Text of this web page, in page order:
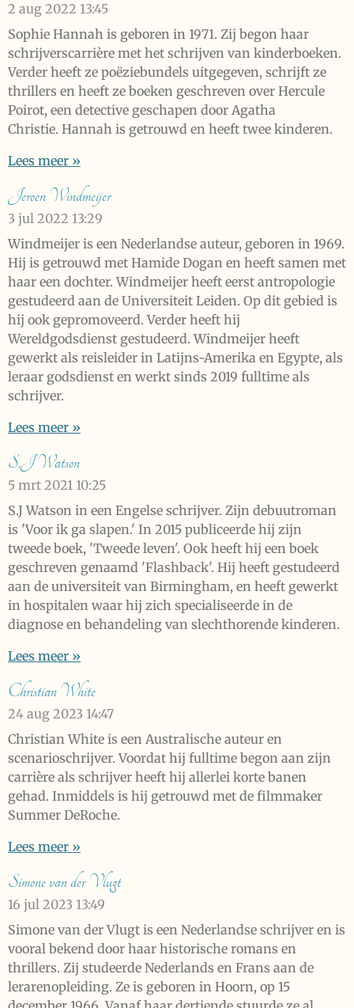
2 aug 2022 13:45
Sophie Hannah is geboren in 1971. Zij begon haar
schrijverscarrière met het schrijven van kinderboeken.
Verder heeft ze poëziebundels uitgegeven, schrijft ze
thrillers en heeft ze boeken geschreven over Hercule
Poirot, een detective geschapen door Agatha
Christie. Hannah is getrouwd en heeft twee kinderen.
Lees meer »
Jeroen Windmeijer
3 jul 2022 13:29
Windmeijer is een Nederlandse auteur, geboren in 1969.
Hij is getrouwd met Hamide Dogan en heeft samen met
haar een dochter. Windmeijer heeft eerst antropologie
gestudeerd aan de Universiteit Leiden. Op dit gebied is
hij ook gepromoveerd. Verder heeft hij
Wereldgodsdienst gestudeerd. Windmeijer heeft
gewerkt als reisleider in Latijns-Amerika en Egypte, als
leraar godsdienst en werkt sinds 2019 fulltime als
schrijver.
Lees meer »
S.J Watson
5 mrt 2021 10:25
S.J Watson in een Engelse schrijver. Zijn debuutroman
is 'Voor ik ga slapen.' In 2015 publiceerde hij zijn
tweede boek, 'Tweede leven'. Ook heeft hij een boek
geschreven genaamd 'Flashback'. Hij heeft gestudeerd
aan de universiteit van Birmingham, en heeft gewerkt
in hospitalen waar hij zich specialiseerde in de
diagnose en behandeling van slechthorende kinderen.
Lees meer »
Christian White
24 aug 2023 14:47
Christian White is een Australische auteur en
scenarioschrijver. Voordat hij fulltime begon aan zijn
carrière als schrijver heeft hij allerlei korte banen
gehad. Inmiddels is hij getrouwd met de filmmaker
Summer DeRoche.
Lees meer »
Simone van der Vlugt
16 jul 2023 13:49
Simone van der Vlugt is een Nederlandse schrijver en is
vooral bekend door haar historische romans en
thrillers. Zij studeerde Nederlands en Frans aan de
lerarenopleiding. Ze is geboren in Hoorn, op 15